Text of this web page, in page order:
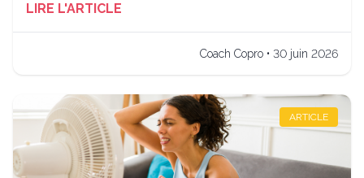
LIRE L'ARTICLE
Coach Copro • 30 juin 2026
ARTICLE